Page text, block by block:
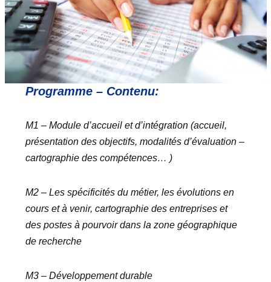
Programme – Contenu:
M1 – Module d’accueil et d’intégration (accueil,
présentation des objectifs, modalités d’évaluation –
cartographie des compétences… )
M2 – Les spécificités du métier, les évolutions en
cours et à venir, cartographie des entreprises et
des postes à pourvoir dans la zone géographique
de recherche
M3 – Développement durable